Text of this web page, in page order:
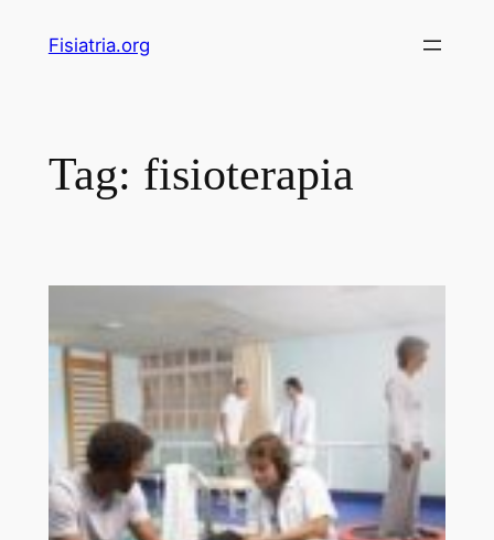
Fisiatria.org
Tag: fisioterapia